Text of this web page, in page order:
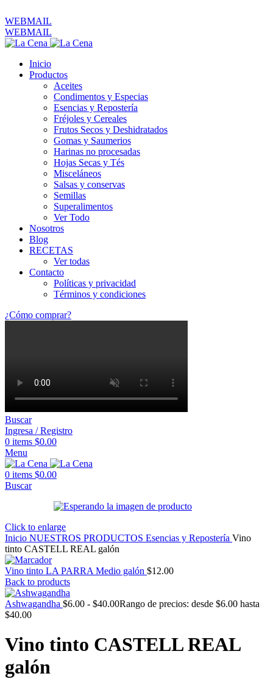
WEBMAIL
WEBMAIL
Inicio
Productos
Aceites
Condimentos y Especias
Esencias y Repostería
Fréjoles y Cereales
Frutos Secos y Deshidratados
Gomas y Saumerios
Harinas no procesadas
Hojas Secas y Tés
Misceláneos
Salsas y conservas
Semillas
Superalimentos
Ver Todo
Nosotros
Blog
RECETAS
Ver todas
Contacto
Políticas y privacidad
Términos y condiciones
¿Cómo comprar?
Buscar
Ingresa / Registro
0 items $0.00
Menu
0 items $0.00
Buscar
Click to enlarge
Inicio NUESTROS PRODUCTOS Esencias y Repostería Vino
tinto CASTELL REAL galón
Vino tinto LA PARRA Medio galón $12.00
Back to products
Ashwagandha $6.00 - $40.00Rango de precios: desde $6.00 hasta
$40.00
Vino tinto CASTELL REAL
galón